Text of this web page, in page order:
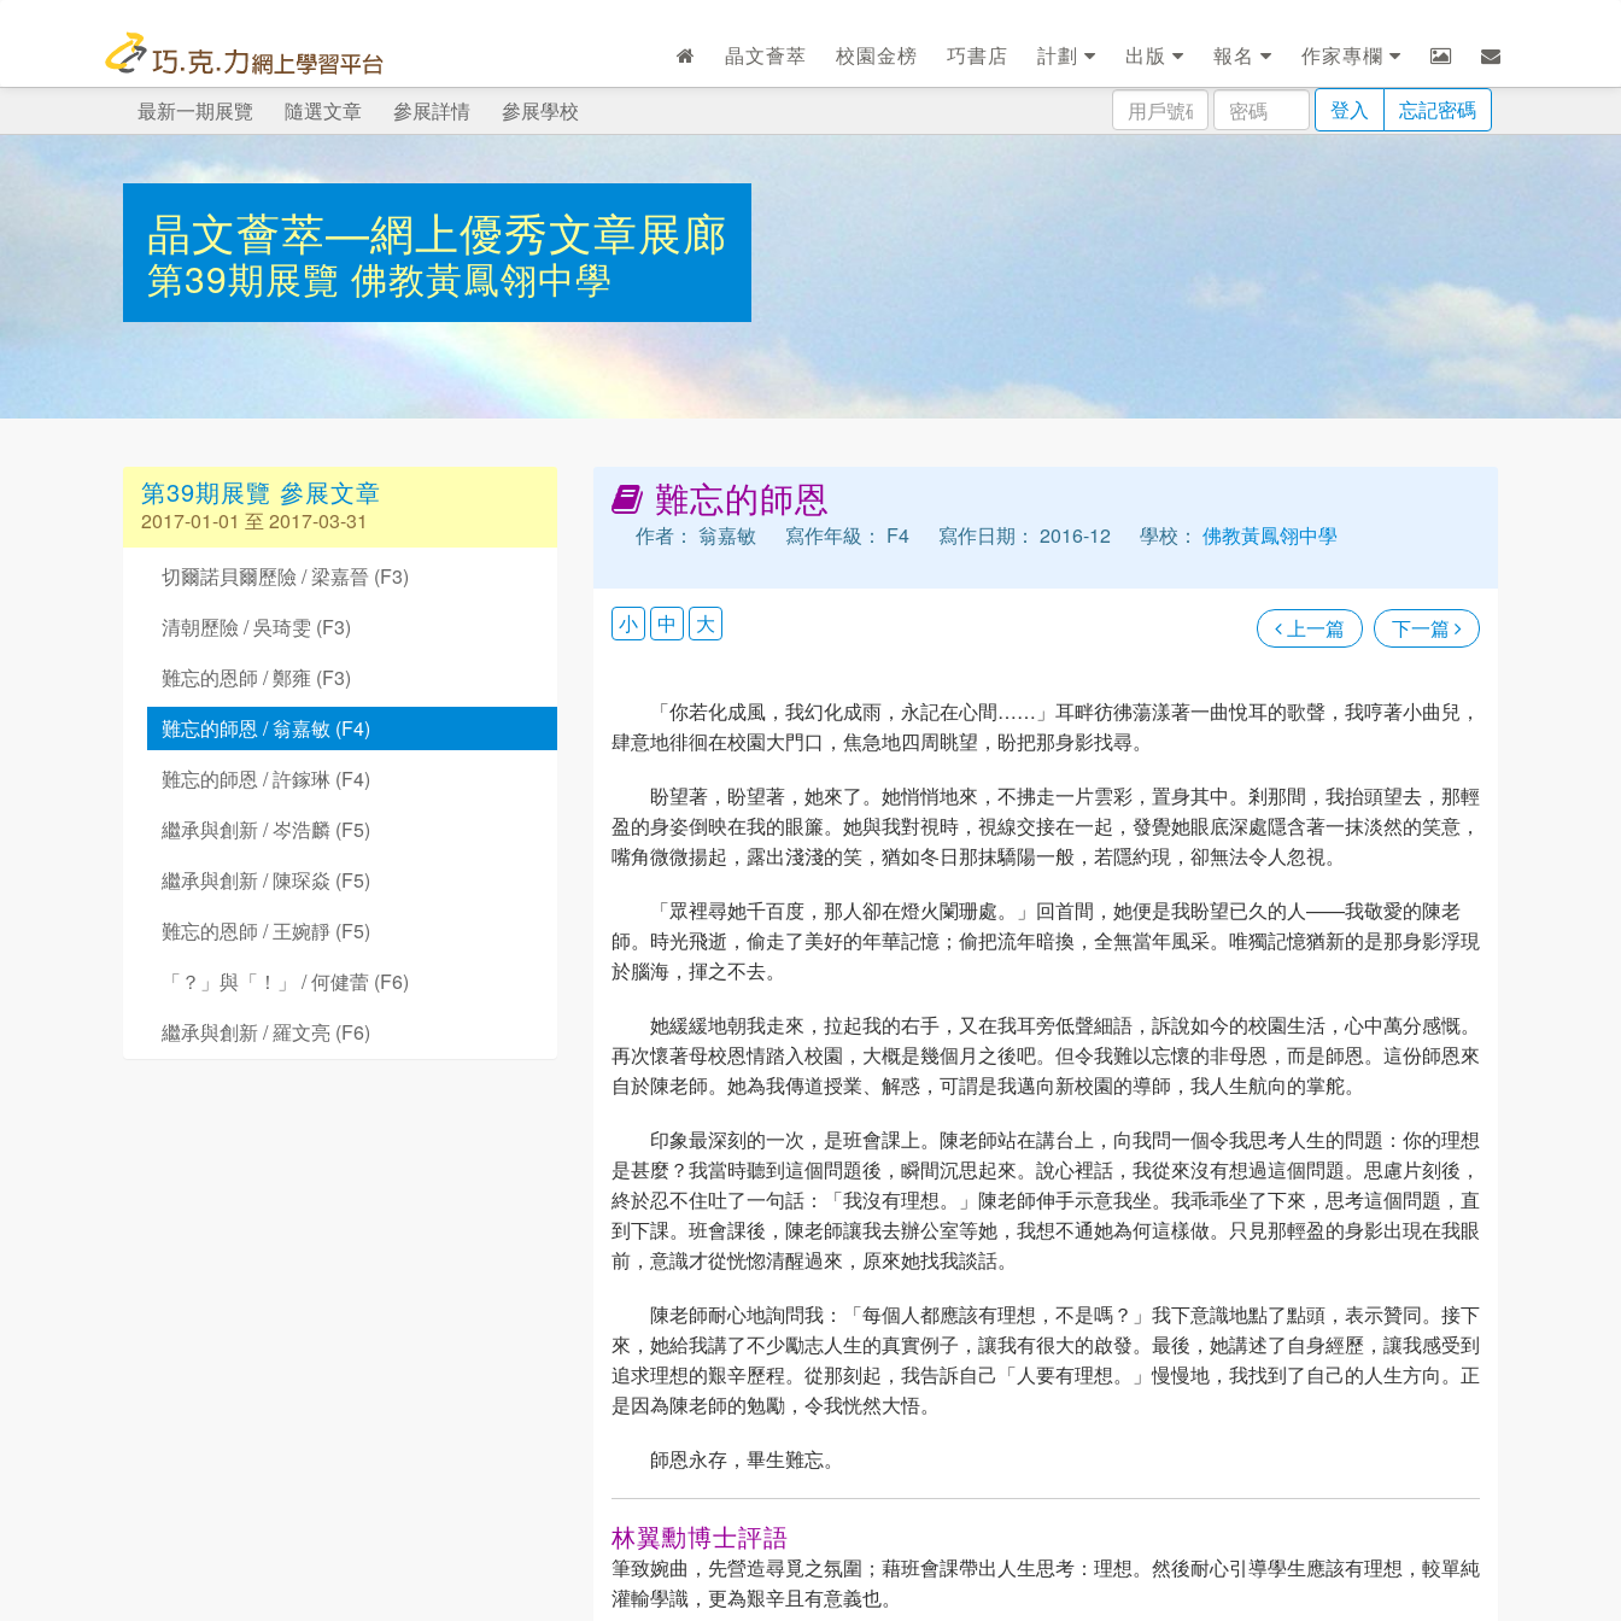
晶文薈萃 校園金榜 巧書店 計劃 出版 報名
作家專欄
用
戶
密
碼
登入 忘記密碼
最新一期展覽 隨選文章 參展詳情 參展學校
晶文薈萃—網上優秀文章展廊
第39期展覽 佛教黃鳳翎中學
第39期展覽 參展文章
2017-01-01 至 2017-03-31
切爾諾貝爾歷險 / 梁嘉晉 (F3)
清朝歷險 / 吳琦雯 (F3)
難忘的恩師 / 鄭雍 (F3)
難忘的師恩 / 翁嘉敏 (F4)
難忘的師恩 / 許鎵琳 (F4)
繼承與創新 / 岑浩麟 (F5)
繼承與創新 / 陳琛焱 (F5)
難忘的恩師 / 王婉靜 (F5)
「？」與「！」 / 何健蕾 (F6)
繼承與創新 / 羅文亮 (F6)
難忘的師恩
作者： 翁嘉敏 寫作年級： F4 寫作日期： 2016-12 學校： 佛教黃鳳翎中學
上一篇 下一篇
小 中 大
「你若化成風，我幻化成雨，永記在心間……」耳畔彷彿蕩漾著一曲悅耳的歌聲，我哼著小曲兒，
肆意地徘徊在校園大門口，焦急地四周眺望，盼把那身影找尋。
盼望著，盼望著，她來了。她悄悄地來，不拂走一片雲彩，置身其中。剎那間，我抬頭望去，那輕
盈的身姿倒映在我的眼簾。她與我對視時，視線交接在一起，發覺她眼底深處隱含著一抹淡然的笑意，
嘴角微微揚起，露出淺淺的笑，猶如冬日那抹驕陽一般，若隱約現，卻無法令人忽視。
「眾裡尋她千百度，那人卻在燈火闌珊處。」回首間，她便是我盼望已久的人——我敬愛的陳老
師。時光飛逝，偷走了美好的年華記憶；偷把流年暗換，全無當年風采。唯獨記憶猶新的是那身影浮現
於腦海，揮之不去。
她緩緩地朝我走來，拉起我的右手，又在我耳旁低聲細語，訴說如今的校園生活，心中萬分感慨。
再次懷著母校恩情踏入校園，大概是幾個月之後吧。但令我難以忘懷的非母恩，而是師恩。這份師恩來
自於陳老師。她為我傳道授業、解惑，可謂是我邁向新校園的導師，我人生航向的掌舵。
印象最深刻的一次，是班會課上。陳老師站在講台上，向我問一個令我思考人生的問題：你的理想
是甚麼？我當時聽到這個問題後，瞬間沉思起來。說心裡話，我從來沒有想過這個問題。思慮片刻後，
終於忍不住吐了一句話：「我沒有理想。」陳老師伸手示意我坐。我乖乖坐了下來，思考這個問題，直
到下課。班會課後，陳老師讓我去辦公室等她，我想不通她為何這樣做。只見那輕盈的身影出現在我眼
前，意識才從恍惚清醒過來，原來她找我談話。
陳老師耐心地詢問我：「每個人都應該有理想，不是嗎？」我下意識地點了點頭，表示贊同。接下
來，她給我講了不少勵志人生的真實例子，讓我有很大的啟發。最後，她講述了自身經歷，讓我感受到
追求理想的艱辛歷程。從那刻起，我告訴自己「人要有理想。」慢慢地，我找到了自己的人生方向。正
是因為陳老師的勉勵，令我恍然大悟。
師恩永存，畢生難忘。
林翼勳博士評語
筆致婉曲，先營造尋覓之氛圍；藉班會課帶出人生思考：理想。然後耐心引導學生應該有理想，較單純
灌輸學識，更為艱辛且有意義也。